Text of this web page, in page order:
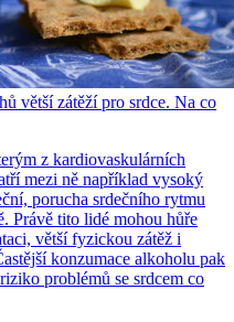
větší zátěží pro srdce. Na co
z kardiovaskulárních
mezi ně například vysoký
porucha srdečního rytmu
Právě tito lidé mohou hůře
větší fyzickou zátěž i
konzumace alkoholu pak
problémů se srdcem co